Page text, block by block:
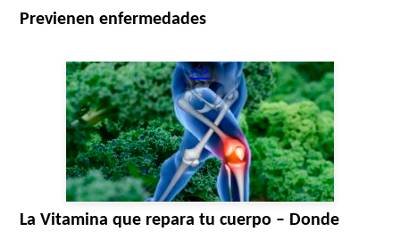
Previenen enfermedades
-->
La Vitamina que repara tu cuerpo – Donde